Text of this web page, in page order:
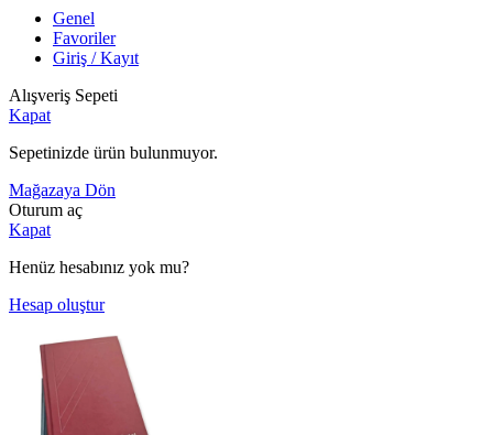
Genel
Favoriler
Giriş / Kayıt
Alışveriş Sepeti
Kapat
Sepetinizde ürün bulunmuyor.
Mağazaya Dön
Oturum aç
Kapat
Henüz hesabınız yok mu?
Hesap oluştur